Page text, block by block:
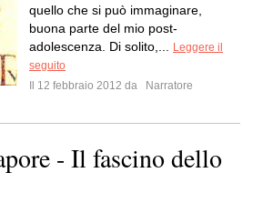
quello che si può immaginare,
buona parte del mio post-
adolescenza. Di solito,...
Leggere il
seguito
Il 12 febbraio 2012 da
Narratore
- Il fascino dello